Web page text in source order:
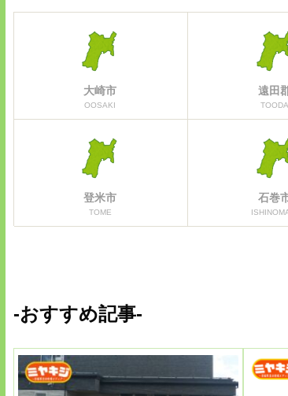
大崎市
OOSAKI
遠田
TOODA
登米市
TOME
石巻
-おすすめ記事-